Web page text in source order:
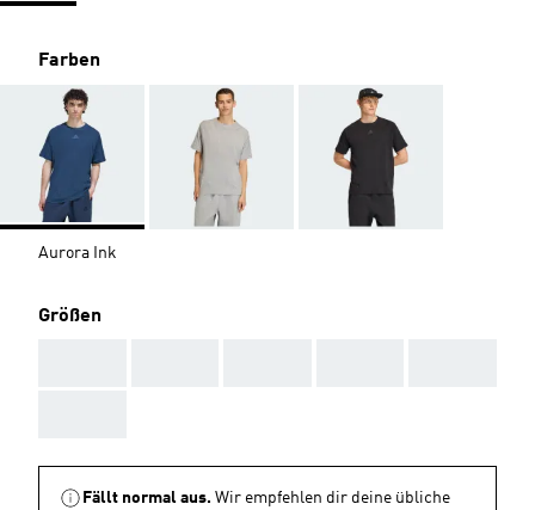
Farben
Aurora Ink
Größen
Fällt normal aus. Wir empfehlen dir deine übliche